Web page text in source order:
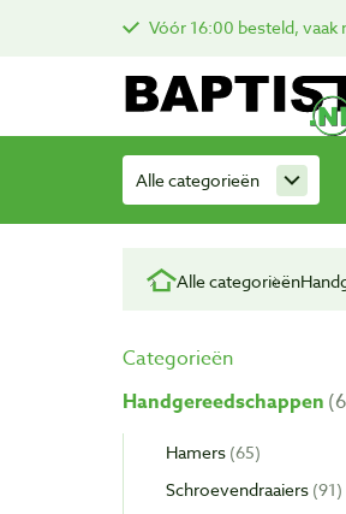
Vóór 16:00 besteld, vaak
Alle categorieën
Alle categorieën
Categorieën
Handgereedschappen
Hamers 65
Schroevendraaiers 91